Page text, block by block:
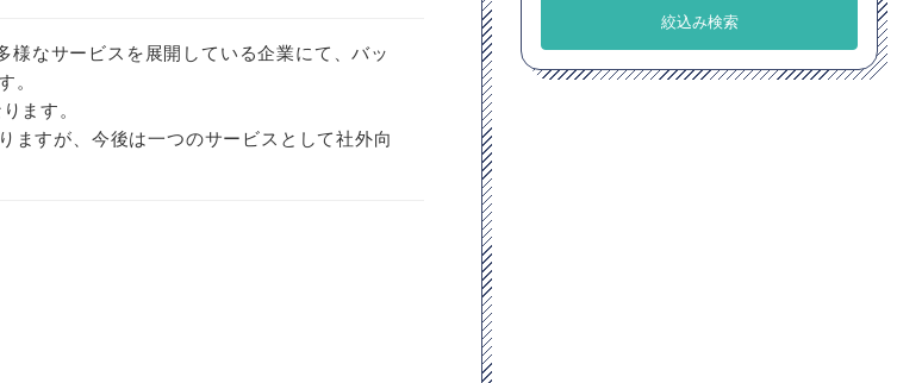
なサービスを展開している企業にて、バッ
。
ます。
ますが、今後は一つのサービスとして社外向